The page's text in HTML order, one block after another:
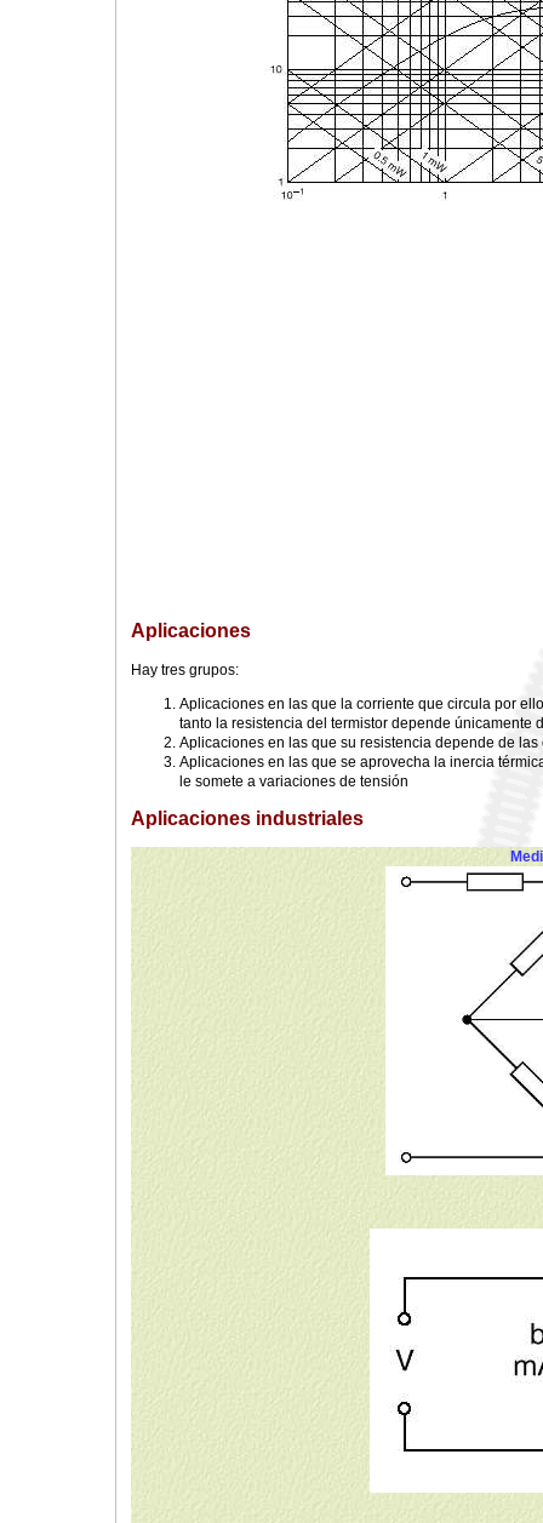
Aplicaciones
Hay tres grupos:
Aplicaciones en las que la corriente que circula por
tanto la resistencia del termistor depende únicamente
Aplicaciones en las que su resistencia depende de
Aplicaciones en las que se aprovecha la inercia
le somete a variaciones de tensión
Aplicaciones industriales